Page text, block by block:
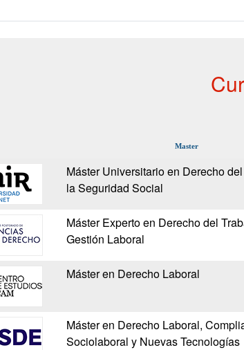
Master
Máster Universitario en Derecho
la Seguridad Social
Máster Experto en Derecho del
Gestión Laboral
Máster en Derecho Laboral
Máster en Derecho Laboral,
Sociolaboral y Nuevas Tecnologías